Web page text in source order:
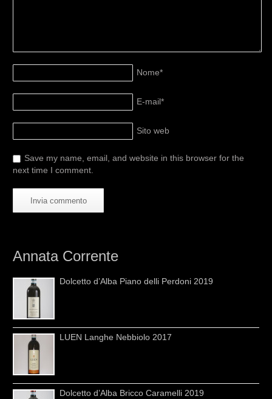
Nome*
E-mail*
Sito web
Save my name, email, and website in this browser for the
next time I comment.
Annata Corrente
Dolcetto d’Alba Piano delli Perdoni 2019
LUEN Langhe Nebbiolo 2017
Dolcetto d’Alba Bricco Caramelli 2019